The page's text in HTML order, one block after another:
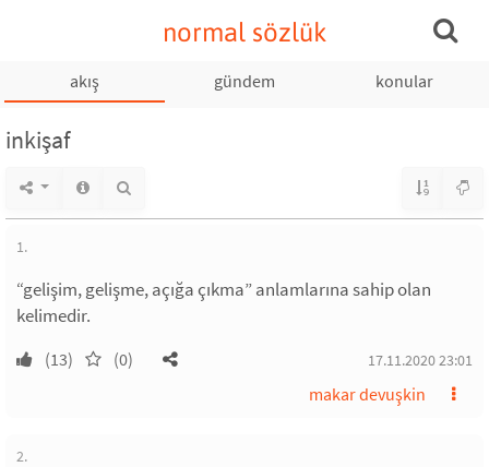
normal sözlük
akış gündem konular
inkişaf
1.
“gelişim, gelişme, açığa çıkma” anlamlarına sahip olan
kelimedir.
(13) (0) 17.11.2020 23:01
makar devuşkin
2.